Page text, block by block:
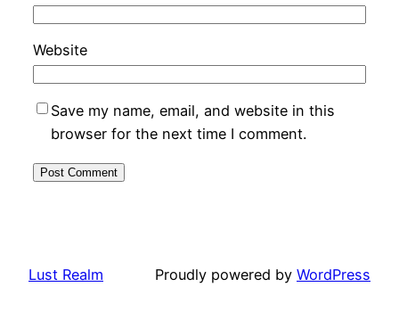
Website
Save my name, email, and website in this
browser for the next time I comment.
Lust Realm Proudly powered by WordPress